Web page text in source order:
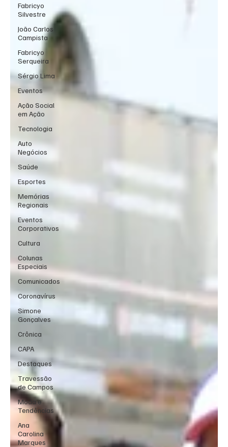
Fabricyo
Silvestre
João Carlos
Campista
Fabricyo
Serqueira
Sérgio Lima
Eventos
Ação Social
em Ação
Tecnologia
Auto
Negócios
Saúde
Esportes
Memórias
Regionais
Eventos
Corporativos
Cultura
Colunas
Especiais
Comunicados
Coronavírus
Simone
Gonçalves
Crônica
CAPA
Destaques
Travessão
de Campos
Moda e
Tendências
Ana
Carolina
Marques